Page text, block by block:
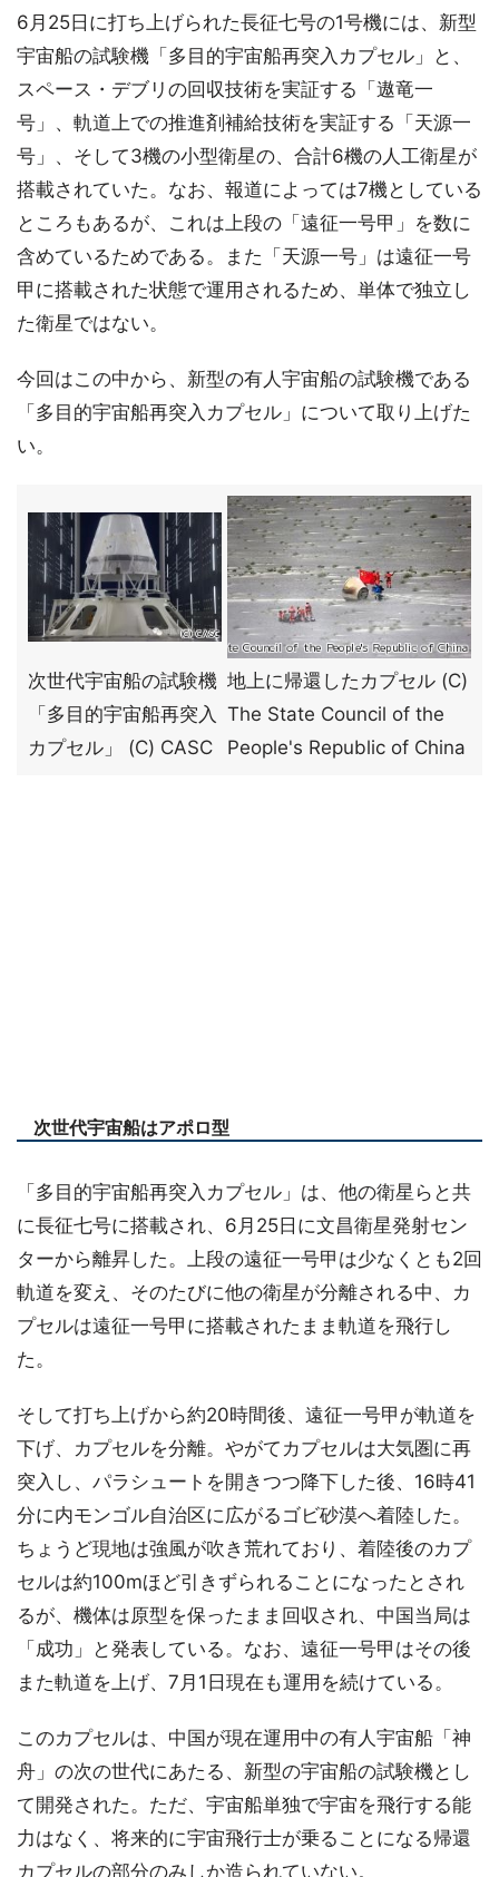
6月25日に打ち上げられた長征七号の1号機には、新型
宇宙船の試験機「多目的宇宙船再突入カプセル」と、
スペース・デブリの回収技術を実証する「遨竜一
号」、軌道上での推進剤補給技術を実証する「天源一
号」、そして3機の小型衛星の、合計6機の人工衛星が
搭載されていた。なお、報道によっては7機としている
ところもあるが、これは上段の「遠征一号甲」を数に
含めているためである。また「天源一号」は遠征一号
甲に搭載された状態で運用されるため、単体で独立し
た衛星ではない。
今回はこの中から、新型の有人宇宙船の試験機である
「多目的宇宙船再突入カプセル」について取り上げた
い。
次世代宇宙船の試験機
「多目的宇宙船再突入
カプセル」 (C) CASC
地上に帰還したカプセル (C)
The State Council of the
People's Republic of China
次世代宇宙船はアポロ型
「多目的宇宙船再突入カプセル」は、他の衛星らと共
に長征七号に搭載され、6月25日に文昌衛星発射セン
ターから離昇した。上段の遠征一号甲は少なくとも2回
軌道を変え、そのたびに他の衛星が分離される中、カ
プセルは遠征一号甲に搭載されたまま軌道を飛行し
た。
そして打ち上げから約20時間後、遠征一号甲が軌道を
下げ、カプセルを分離。やがてカプセルは大気圏に再
突入し、パラシュートを開きつつ降下した後、16時41
分に内モンゴル自治区に広がるゴビ砂漠へ着陸した。
ちょうど現地は強風が吹き荒れており、着陸後のカプ
セルは約100mほど引きずられることになったとされ
るが、機体は原型を保ったまま回収され、中国当局は
「成功」と発表している。なお、遠征一号甲はその後
また軌道を上げ、7月1日現在も運用を続けている。
このカプセルは、中国が現在運用中の有人宇宙船「神
舟」の次の世代にあたる、新型の宇宙船の試験機とし
て開発された。ただ、宇宙船単独で宇宙を飛行する能
力はなく、将来的に宇宙飛行士が乗ることになる帰還
カプセルの部分のみしか造られていない。